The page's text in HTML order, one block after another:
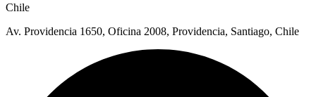
Chile
Av. Providencia 1650, Oficina 2008, Providencia, Santiago, Chile